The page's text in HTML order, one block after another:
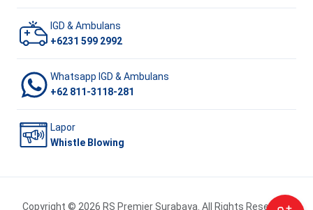
IGD & Ambulans
+6231 599 2992
Whatsapp IGD & Ambulans
+62 811-3118-281
Lapor
Whistle Blowing
Copyright © 2026 RS Premier Surabaya. All Rights Reserved.